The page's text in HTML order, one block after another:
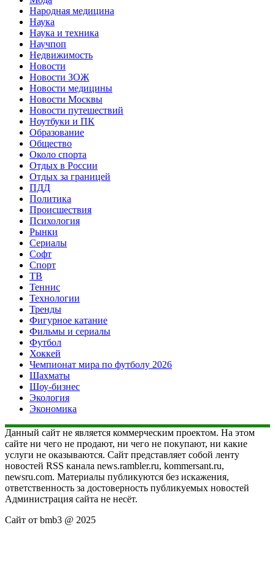
Народная медицина
Наука
Наука и техника
Научпоп
Недвижимость
Новости
Новости ЗОЖ
Новости медицины
Новости Москвы
Новости путешествий
Ноутбуки и ПК
Образование
Общество
Около спорта
Отдых в России
Отдых за границей
ПДД
Политика
Происшествия
Психология
Рынки
Сериалы
Софт
Спорт
ТВ
Теннис
Технологии
Тренды
Фигурное катание
Фильмы и сериалы
Футбол
Хоккей
Чемпионат мира по футболу 2026
Шахматы
Шоу-бизнес
Экология
Экономика
Данный сайт не является коммерческим проектом. На этом
сайте ни чего не продают, ни чего не покупают, ни какие
услуги не оказываются. Сайт представляет собой ленту
новостей RSS канала news.rambler.ru, kommersant.ru,
newsru.com. Материалы публикуются без искажения,
ответственность за достоверность публикуемых новостей
Администрация сайта не несёт.
Сайт от bmb3 @ 2025